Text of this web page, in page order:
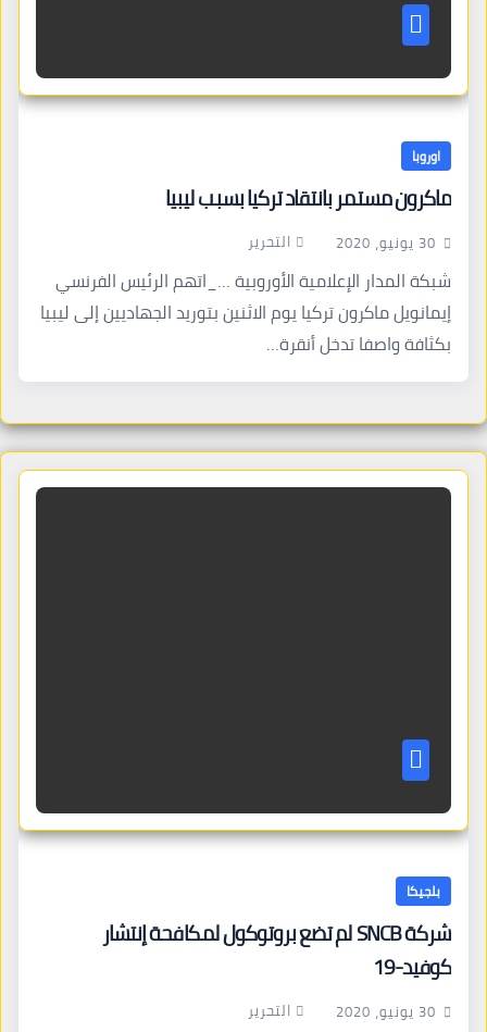
اوروبا
ماكرون مستمر بانتقاد تركيا بسبب ليبيا
30 يونيو، 2020 التحرير
شبكة المدار الإعلامية الأوروبية …_اتهم الرئيس الفرنسي
إيمانويل ماكرون تركيا يوم الاثنين بتوريد الجهاديين إلى ليبيا
بكثافة واصفا تدخل أنقرة…
بلجيكا
شركة SNCB لم تضع بروتوكول لمكافحة إنتشار
كوفيد-19
30 يونيو، 2020 التحرير